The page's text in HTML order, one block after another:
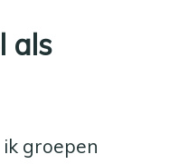
als
groepen